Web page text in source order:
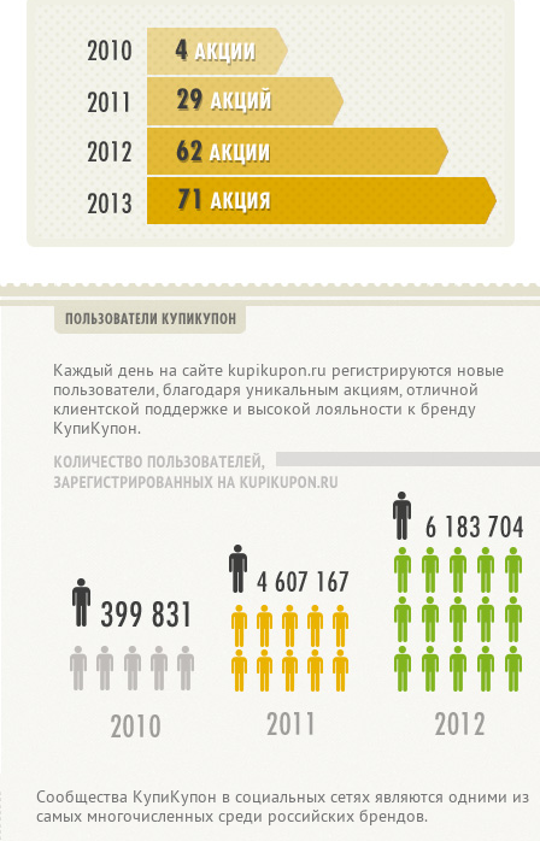
Каждый день на сайте kupikupon.ru регистрируются новые
пользователи, благодаря уникальным акциям, отличной
клиентской поддержке и высокой лояльности к бренду
КупиКупон.
Сообщества КупиКупон в социальных сетях являются одними из
самых многочисленных среди российских брендов.